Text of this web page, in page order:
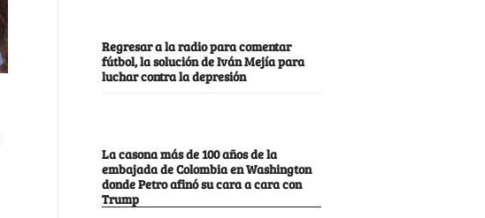
Regresar a la radio para comentar
fútbol, la solución de Iván Mejía para
luchar contra la depresión
La casona más de 100 años de la
embajada de Colombia en Washington
donde Petro afinó su cara a cara con
Trump